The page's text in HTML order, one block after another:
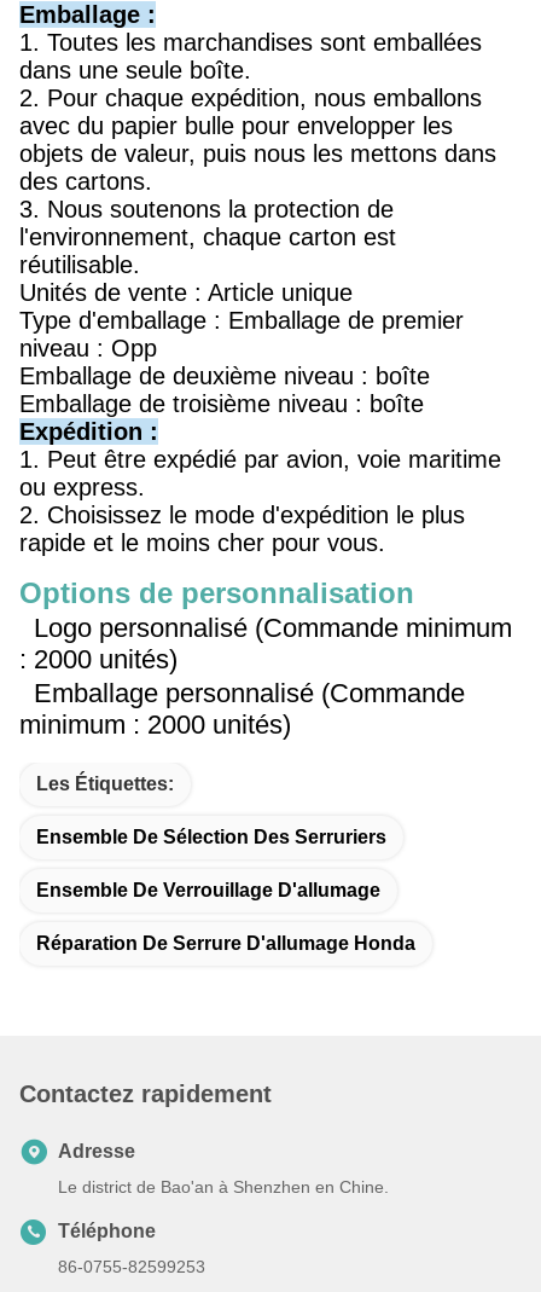
Emballage :
1. Toutes les marchandises sont emballées
dans une seule boîte.
2. Pour chaque expédition, nous emballons
avec du papier bulle pour envelopper les
objets de valeur, puis nous les mettons dans
des cartons.
3. Nous soutenons la protection de
l'environnement, chaque carton est
réutilisable.
Unités de vente : Article unique
Type d'emballage : Emballage de premier
niveau : Opp
Emballage de deuxième niveau : boîte
Emballage de troisième niveau : boîte
Expédition :
1. Peut être expédié par avion, voie maritime
ou express.
2. Choisissez le mode d'expédition le plus
rapide et le moins cher pour vous.
Options de personnalisation
Logo personnalisé (Commande minimum
: 2000 unités)
Emballage personnalisé (Commande
minimum : 2000 unités)
Les Étiquettes:
Ensemble De Sélection Des Serruriers
Ensemble De Verrouillage D'allumage
Réparation De Serrure D'allumage Honda
Contactez rapidement
Adresse
Le district de Bao'an à Shenzhen en Chine.
Téléphone
86-0755-82599253